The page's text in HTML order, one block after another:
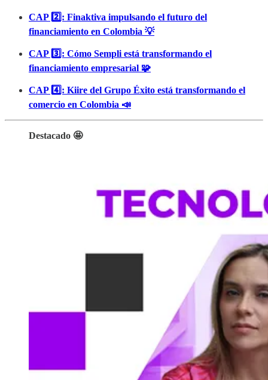
CAP 2️⃣: Finaktiva impulsando el futuro del
financiamiento en Colombia 💡
CAP 3️⃣: Cómo Sempli está transformando el
financiamiento empresarial 🧩
CAP 4️⃣: Kiire del Grupo Éxito está transformando el
comercio en Colombia 📣
Destacado 🤩